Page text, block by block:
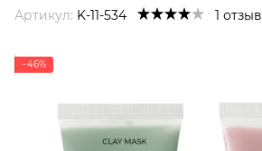
Артикул: K-11-534 1 отзыв
−46%